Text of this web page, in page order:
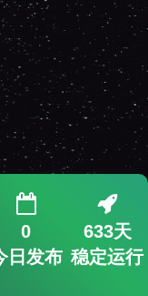
0
日发布
633天
稳定运行